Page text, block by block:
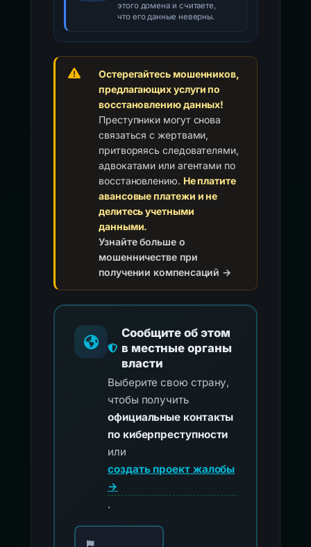
этого домена и считаете,
что его данные неверны.
Остерегайтесь мошенников,
предлагающих услуги по
восстановлению данных!
Преступники могут снова
связаться с жертвами,
притворяясь следователями,
адвокатами или агентами по
восстановлению. Не платите
авансовые платежи и не
делитесь учетными
данными.
Узнайте больше о
мошенничестве при
получении компенсаций →
Сообщите об этом
в местные органы
власти
Выберите свою страну,
чтобы получить
официальные контакты
по киберпреступности
или
создать проект жалобы
→
.
Выберите свою страну для официальных